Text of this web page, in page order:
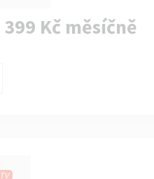
399 Kč měsíčně
TV